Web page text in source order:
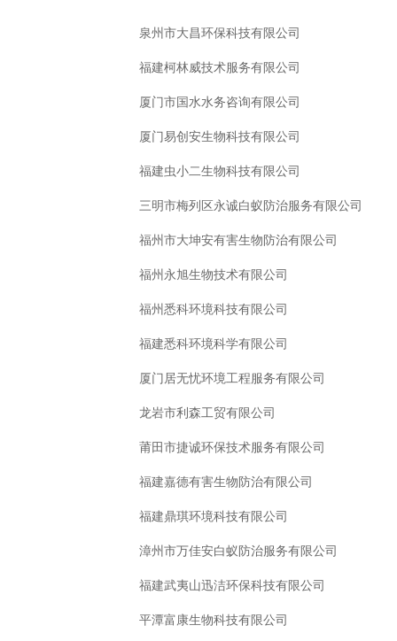
泉州市大昌环保科技有限公司
福建柯林威技术服务有限公司
厦门市国水水务咨询有限公司
厦门易创安生物科技有限公司
福建虫小二生物科技有限公司
三明市梅列区永诚白蚁防治服务有限公司
福州市大坤安有害生物防治有限公司
福州永旭生物技术有限公司
福州悉科环境科技有限公司
福建悉科环境科学有限公司
厦门居无忧环境工程服务有限公司
龙岩市利森工贸有限公司
莆田市捷诚环保技术服务有限公司
福建嘉德有害生物防治有限公司
福建鼎琪环境科技有限公司
漳州市万佳安白蚁防治服务有限公司
福建武夷山迅洁环保科技有限公司
平潭富康生物科技有限公司